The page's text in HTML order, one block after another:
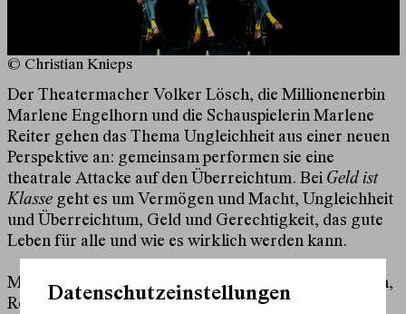
© Christian Knieps
Der Theatermacher Volker Lösch, die Millionenerbin
Marlene Engelhorn und die Schauspielerin Marlene
Reiter gehen das Thema Ungleichheit aus einer neuen
Perspektive an: gemeinsam performen sie eine
theatrale Attacke auf den Überreichtum. Bei Geld ist
Klassegeht es um Vermögen und Macht, Ungleichheit
und Überreichtum, Geld und Gerechtigkeit, das gute
Leben für alle und wie es wirklich werden kann.
Mit dem Autor Lothar Kittstein entwickeln Engelhorn,
Reiter und Lösch ein Theaterstück, das von der
Datenschutzeinstellungen